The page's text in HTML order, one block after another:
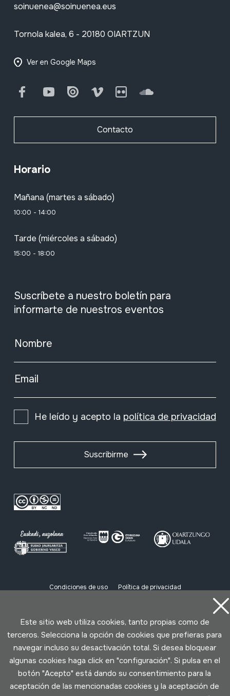
soinuenea@soinuenea.eus
Tornola kalea, 6 - 20180 OIARTZUN
Ver en Google Maps
FacebookYoutube Issuu Vimeo Flickr SoundCloud
Contacto
Horario
Mañana (martes a sábado)
10:00 - 14:00
Tarde (miércoles a sábado)
15:00 - 18:00
Suscríbete a nuestro boletín para
informarte de nuestros eventos
Nombre
Email
He leído y acepto la política de privacidad
Suscribirme
Condiciones de uso
Política de privacidad
Desarrollado por Lotura
Este sitio web utiliza cookies, tanto propias como de
terceros. Selecciona la opción de cookies que prefieras para
navegar incluso su desactivación total. Si desea bloquear
algunas cookies haga click en "configuración". Si pulsa en el
botón "Acepto" está dando su consentimiento para la
aceptación de las mencionadas cookies y la aceptación de